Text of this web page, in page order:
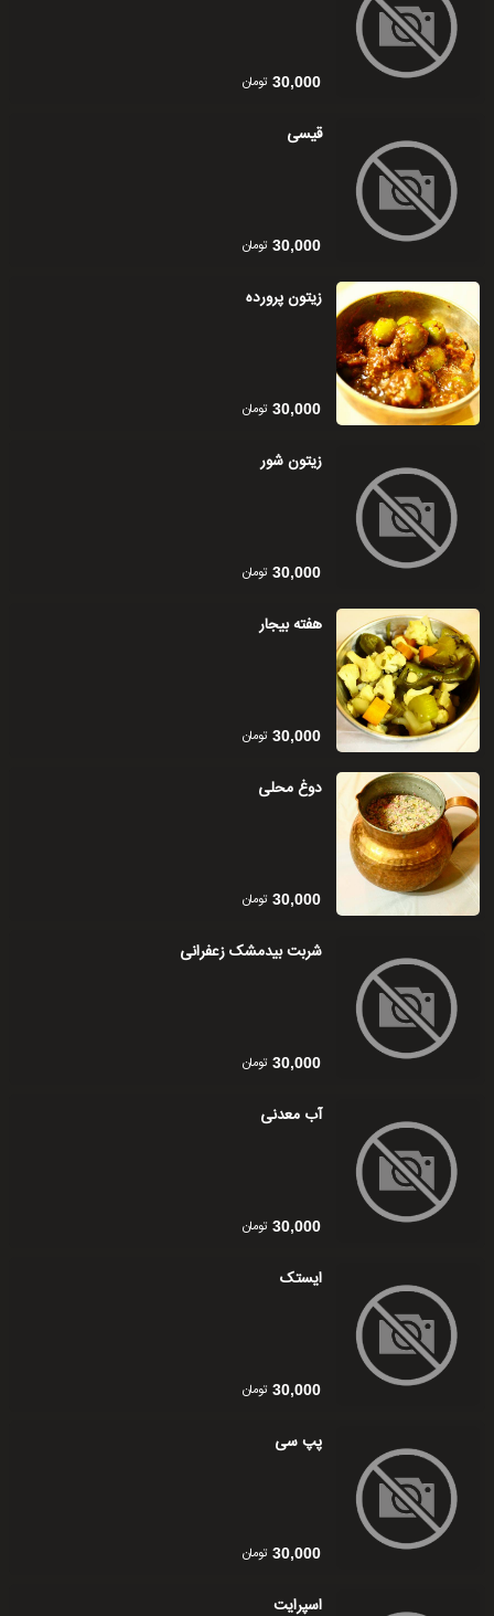
30,000 تومان
قیسی
30,000 تومان
زیتون پرورده
30,000 تومان
زیتون شور
30,000 تومان
هفته بیجار
30,000 تومان
دوغ محلی
30,000 تومان
شربت بیدمشک زعفرانی
30,000 تومان
آب معدنی
30,000 تومان
ایستک
30,000 تومان
پپ سی
30,000 تومان
اسپرایت